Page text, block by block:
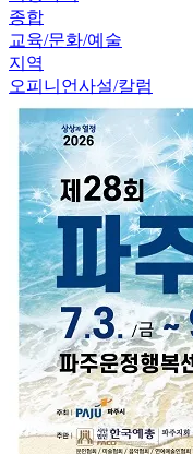
종합
교육/문화/예술
지역
오피니언사설/칼럼